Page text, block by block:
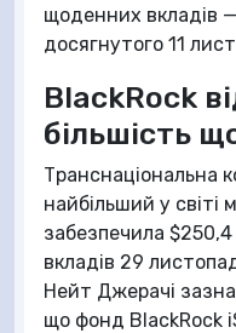
щоденних вкладів
досягнутого 11
BlackRock
більшість
Транснаціональна
найбільший у світі
забезпечила $250,4
вкладів 29
Нейт Джерачі
що фонд BlackRock